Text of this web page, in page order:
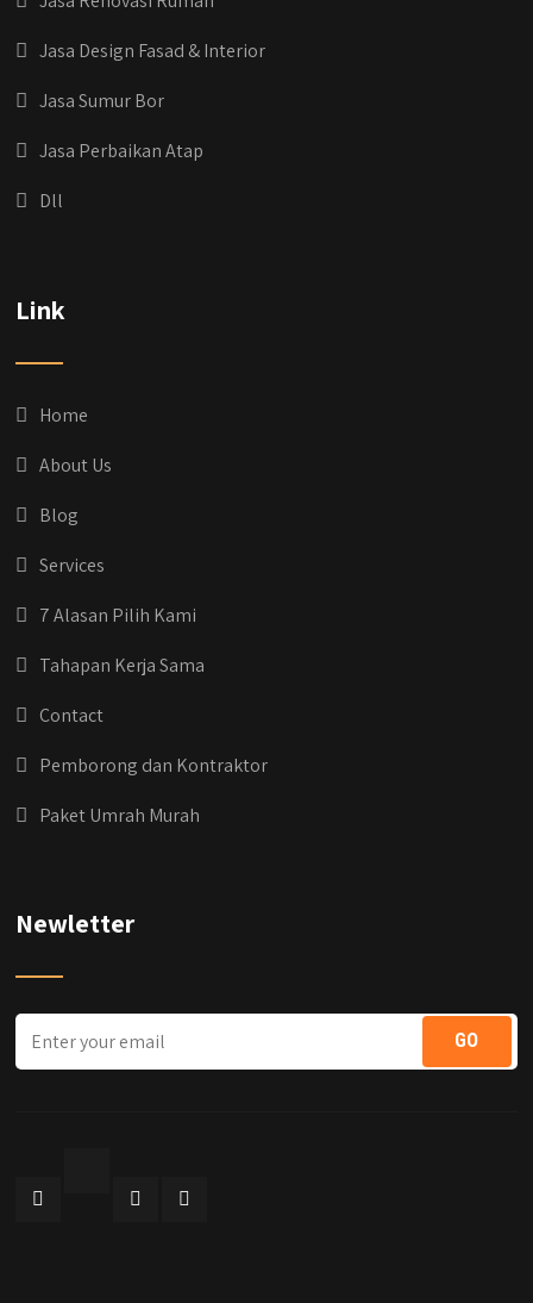
Jasa Design Fasad & Interior
Jasa Sumur Bor
Jasa Perbaikan Atap
Dll
Link
Home
About Us
Blog
Services
7 Alasan Pilih Kami
Tahapan Kerja Sama
Contact
Pemborong dan Kontraktor
Paket Umrah Murah
Newletter